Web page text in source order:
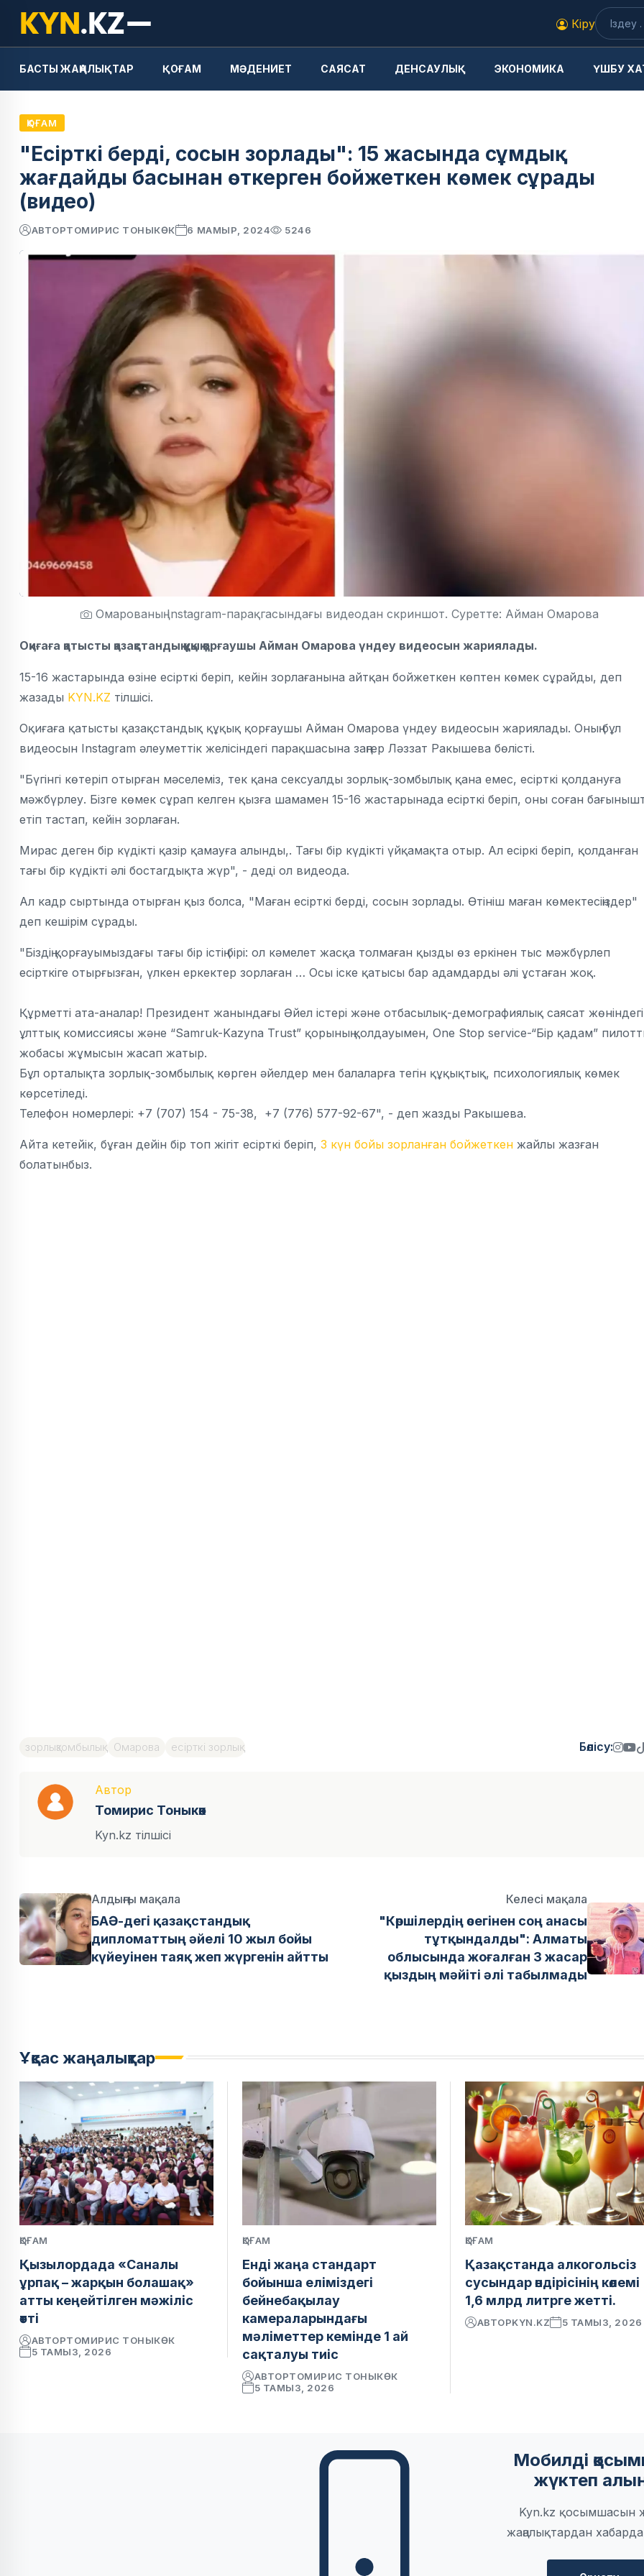
Кіру
БАСТЫ ЖАҢАЛЫҚТАР ҚОҒАМ МӘДЕНИЕТ САЯСАТ ДЕНСАУЛЫҚ ЭКОНОМИКА ҮШБУ
ҚОҒАМ
"Есірткі берді, сосын зорлады": 15 жасында сұмдық
жағдайды басынан өткерген бойжеткен көмек сұрады
(видео)
АВТОРТОМИРИС ТОНЫКӨК 6 МАМЫР, 2024 5246
Омарованың Instagram-парақгасындағы видеодан скриншот. Суретте: Айман Омарова
Оқиғаға қатысты қазақстандық құқық қорғаушы Айман Омарова үндеу видеосын жариялады.
15-16 жастарында өзіне есірткі беріп, кейін зорлағанына айтқан бойжеткен көптен көмек сұрайды, деп
жазады KYN.KZ тілшісі.
Оқиғаға қатысты қазақстандық құқық қорғаушы Айман Омарова үндеу видеосын жариялады. Оның бұл
видеосын Instagram әлеуметтік желісіндегі парақшасына заңгер Ләззат Ракышева бөлісті.
"Бүгінгі көтеріп отырған мәселеміз, тек қана сексуалды зорлық-зомбылық қана емес, есірткі қолдануға
мәжбүрлеу. Бізге көмек сұрап келген қызға шамамен 15-16 жастарынада есірткі беріп, оны соған
етіп тастап, кейін зорлаған.
Мирас деген бір күдікті қазір қамауға алынды,. Тағы бір күдікті үйқамақта отыр. Ал есіркі беріп, қолданған
тағы бір күдікті әлі бостагдықта жүр", - деді ол видеода.
Ал кадр сыртында отырған қыз болса, "Маған есірткі берді, сосын зорлады. Өтініш маған көмектесіңіздер"
деп кешірім сұрады.
"Біздің қорғауымыздағы тағы бір істің бірі: ол кәмелет жасқа толмаған қызды өз еркінен тыс мәжбүрлеп
есірткіге отырғызған, үлкен еркектер зорлаған … Осы іске қатысы бар адамдарды әлі ұстаған жоқ.
Құрметті ата-аналар! Президент жанындағы Әйел істері және отбасылық-демографиялық саясат жөніндегі
ұлттық комиссиясы және “Samruk-Kazyna Trust” қорының қолдауымен, One Stop service-“Бір қадам”
жобасы жұмысын жасап жатыр.
Бұл орталықта зорлық-зомбылық көрген әйелдер мен балаларға тегін құқықтық, психологиялық көмек
көрсетіледі.
Телефон номерлері: +7 (707) 154 - 75-38, +7 (776) 577-92-67", - деп жазды Ракышева.
Айта кетейік, бұған дейін бір топ жігіт есірткі беріп, 3 күн бойы зорланған бойжеткен жайлы жазған
болатынбыз.
зорлықзомбылық Омарова есірткі зорлық Бөлісу:
Автор
Томирис Тоныкөк
Kyn.kz тілшісі
Алдыңғы мақала
БАӘ-дегі қазақстандық
дипломаттың әйелі 10 жыл бойы
күйеуінен таяқ жеп жүргенін айтты
Келесі мақала
"Көршілердің өсегінен соң анасы
тұтқындалды": Алматы
облысында жоғалған 3 жасар
қыздың мәйіті әлі табылмады
Ұқсас жаңалықтар
ҚОҒАМ
Қызылордада «Саналы
ұрпақ – жарқын болашақ»
атты кеңейтілген мәжіліс
өтті
АВТОРТОМИРИС ТОНЫКӨК
5 ТАМЫЗ, 2026
ҚОҒАМ
Енді жаңа стандарт
бойынша еліміздегі
бейнебақылау
камераларындағы
мәліметтер кемінде 1 ай
сақталуы тиіс
АВТОРТОМИРИС ТОНЫКӨК
5 ТАМЫЗ, 2026
ҚОҒАМ
Қазақстанда алкогольсіз
сусындар өндірісінің көлемі
1,6 млрд литрге жетті.
АВТОРKYN.KZ 5 ТАМЫЗ, 2026
Мобилді
жүктеп
Kyn.kz қосымшасын
жаңалықтардан